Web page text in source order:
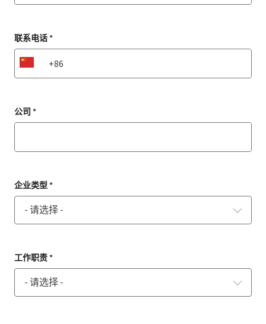
联系电话 *
CN
公司 *
企业类型 *
工作职责 *